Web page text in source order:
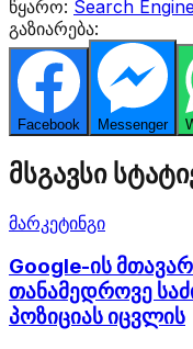
წყარო: Search
გაზიარება:
Facebook Messenger
მსგავსი
მარკეტინგი
Google-ის
თანამედროვე
პოზიციას იცვლის